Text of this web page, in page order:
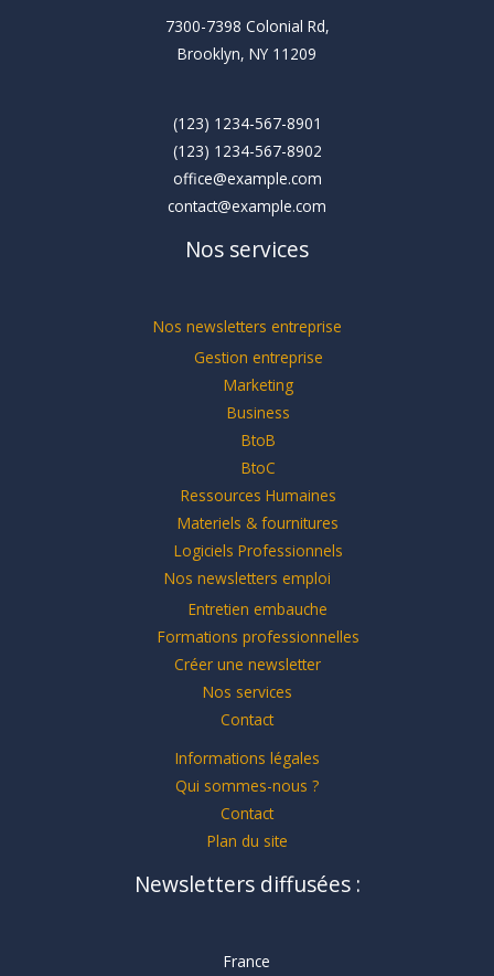
7300-7398 Colonial Rd,
Brooklyn, NY 11209
(123) 1234-567-8901
(123) 1234-567-8902
office@example.com
contact@example.com
Nos services
Nos newsletters entreprise
Gestion entreprise
Marketing
Business
BtoB
BtoC
Ressources Humaines
Materiels & fournitures
Logiciels Professionnels
Nos newsletters emploi
Entretien embauche
Formations professionnelles
Créer une newsletter
Nos services
Contact
Informations légales
Qui sommes-nous ?
Contact
Plan du site
Newsletters diffusées :
France